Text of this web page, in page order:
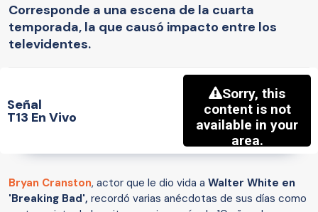
Corresponde a una escena de la cuarta
temporada, la que causó impacto entre los
televidentes.
Señal
T13 En Vivo
Bryan Cranston, actor que le dio vida a Walter White en
'Breaking Bad', recordó varias anécdotas de sus días como